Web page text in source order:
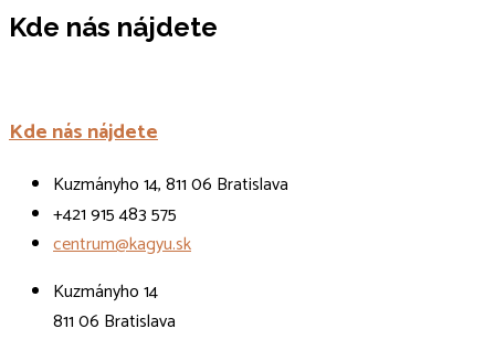
Kde nás nájdete
Kde nás nájdete
Kuzmányho 14, 811 06 Bratislava
+421 915 483 575
centrum@kagyu.sk
Kuzmányho 14
811 06 Bratislava